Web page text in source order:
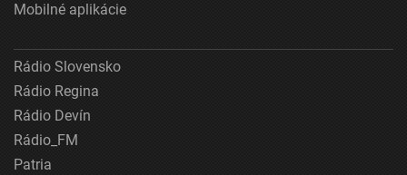
Mobilné aplikácie
Rádio Slovensko
Rádio Regina
Rádio Devín
Rádio_FM
Patria